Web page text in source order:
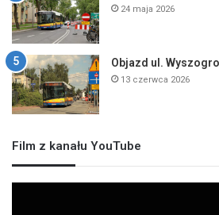
24 maja 2026
Objazd ul.
13 czerwca 2026
Film z kanału YouTube